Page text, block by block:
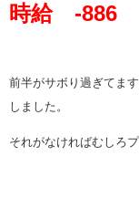
時給 -886
前半がサボり過ぎてま
しました。
それがなければむしろ